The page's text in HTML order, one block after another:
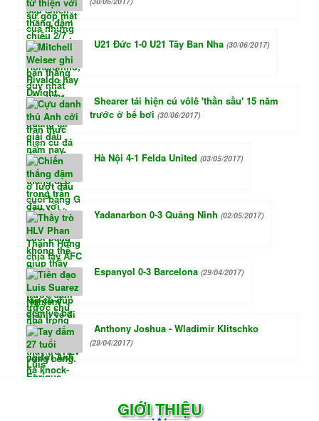
U21 Đức 1-0 U21 Tây Ban Nha (30/06/2017)
Shearer tái hiện cú vôlê 'thần sầu' 15 năm
trước ở bể bơi (30/06/2017)
Hà Nội 4-1 Felda United (03/05/2017)
Yadanarbon 0-3 Quảng Ninh (02/05/2017)
Espanyol 0-3 Barcelona (29/04/2017)
Anthony Joshua - Wladimir Klitschko
(29/04/2017)
GIỚI THIỆU